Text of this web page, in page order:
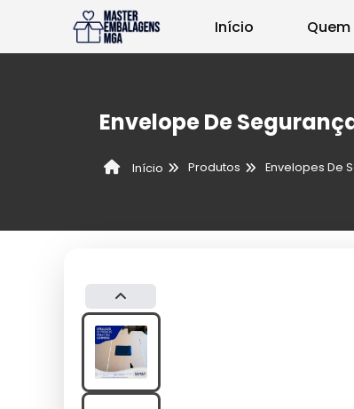
Início
Envelope De
Início Produtos Envelopes De